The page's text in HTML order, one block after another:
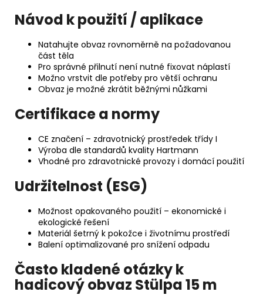
Návod k použití / aplikace
Natahujte obvaz rovnoměrně na požadovanou
část těla
Pro správné přilnutí není nutné fixovat náplastí
Možno vrstvit dle potřeby pro větší ochranu
Obvaz je možné zkrátit běžnými nůžkami
Certifikace a normy
CE značení – zdravotnický prostředek třídy I
Výroba dle standardů kvality Hartmann
Vhodné pro zdravotnické provozy i domácí použití
Udržitelnost (ESG)
Možnost opakovaného použití – ekonomické i
ekologické řešení
Materiál šetrný k pokožce i životnímu prostředí
Balení optimalizované pro snížení odpadu
Často kladené otázky k
hadicový obvaz Stülpa 15 m